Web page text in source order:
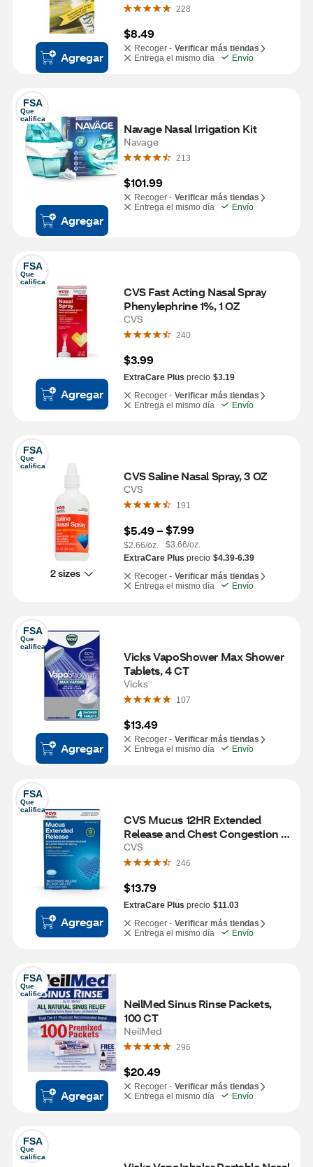
Agregar
228
$8.49
Recoger - Verificar más tiendas
Entrega el mismo día
Envío
FSA
Que
califica
Agregar
Navage Nasal Irrigation Kit
Navage
213
$101.99
Recoger - Verificar más tiendas
Entrega el mismo día
Envío
FSA
Que
califica
Agregar
CVS Fast Acting Nasal Spray
Phenylephrine 1%, 1 OZ
CVS
240
$3.99
ExtraCare Plus precio $3.19
Recoger - Verificar más tiendas
Entrega el mismo día
Envío
FSA
Que
califica
2 sizes
CVS Saline Nasal Spray, 3 OZ
CVS
191
$5.49 –
$2.66/oz.
$7.99
$3.66/oz.
ExtraCare Plus precio $4.39-6.39
Recoger - Verificar más tiendas
Entrega el mismo día
Envío
FSA
Que
califica
Agregar
Vicks VapoShower Max Shower
Tablets, 4 CT
Vicks
107
$13.49
Recoger - Verificar más tiendas
Entrega el mismo día
Envío
FSA
Que
califica
Agregar
CVS Mucus 12HR Extended
Release and Chest Congestion
Expectorant Relief, 20 CT
CVS
246
$13.79
ExtraCare Plus precio $11.03
Recoger - Verificar más tiendas
Entrega el mismo día
Envío
FSA
Que
califica
Agregar
NeilMed Sinus Rinse Packets,
100 CT
NeilMed
296
$20.49
Recoger - Verificar más tiendas
Entrega el mismo día
Envío
FSA
Que
califica